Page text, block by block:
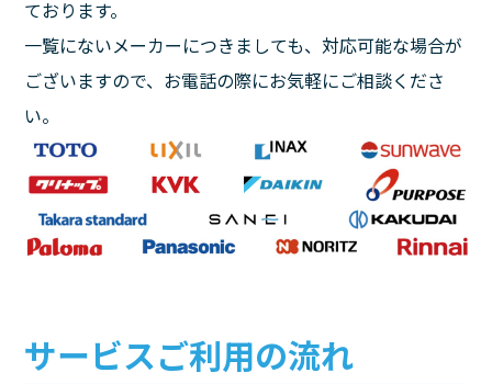
ております。
一覧にないメーカーにつきましても、対応可能な場合が
ございますので、お電話の際にお気軽にご相談くださ
い。
サービスご利用の流れ